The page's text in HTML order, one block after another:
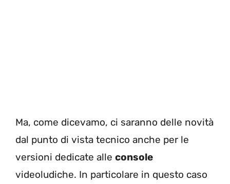
Ma, come dicevamo, ci saranno delle novità
dal punto di vista tecnico anche per le
versioni dedicate alle console
videoludiche. In particolare in questo caso